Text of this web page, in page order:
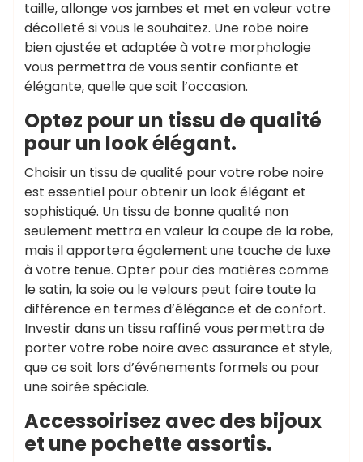
taille, allonge vos jambes et met en valeur votre
décolleté si vous le souhaitez. Une robe noire
bien ajustée et adaptée à votre morphologie
vous permettra de vous sentir confiante et
élégante, quelle que soit l’occasion.
Optez pour un tissu de qualité
pour un look élégant.
Choisir un tissu de qualité pour votre robe noire
est essentiel pour obtenir un look élégant et
sophistiqué. Un tissu de bonne qualité non
seulement mettra en valeur la coupe de la robe,
mais il apportera également une touche de luxe
à votre tenue. Opter pour des matières comme
le satin, la soie ou le velours peut faire toute la
différence en termes d’élégance et de confort.
Investir dans un tissu raffiné vous permettra de
porter votre robe noire avec assurance et style,
que ce soit lors d’événements formels ou pour
une soirée spéciale.
Accessoirisez avec des bijoux
et une pochette assortis.